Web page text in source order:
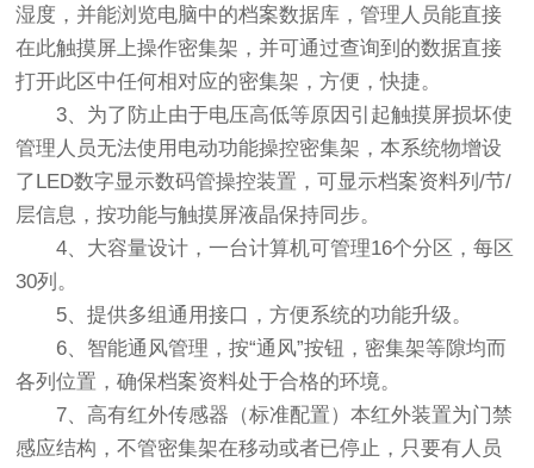
湿度，并能浏览电脑中的档案数据库，管理人员能直接
在此触摸屏上操作密集架，并可通过查询到的数据直接
打开此区中任何相对应的密集架，方便，快捷。
3、为了防止由于电压高低等原因引起触摸屏损坏使
管理人员无法使用电动功能操控密集架，本系统物增设
了LED数字显示数码管操控装置，可显示档案资料列/节/
层信息，按功能与触摸屏液晶保持同步。
4、大容量设计，一台计算机可管理16个分区，每区
30列。
5、提供多组通用接口，方便系统的功能升级。
6、智能通风管理，按“通风”按钮，密集架等隙均而
各列位置，确保档案资料处于合格的环境。
7、高有红外传感器（标准配置）本红外装置为门禁
感应结构，不管密集架在移动或者已停止，只要有人员